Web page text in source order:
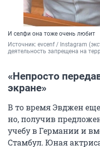
И селфи она тоже очень любит
Источник: evcenf / Instagram
деятельность запрещена на
«Непросто
экране»
В то время Эвджен
но, получив
учебу в Германии и
Стамбул. Юная